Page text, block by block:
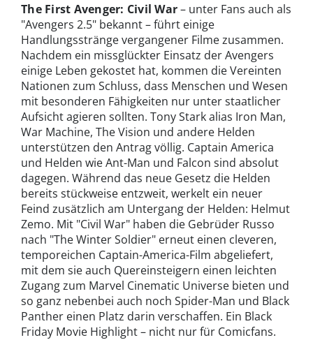
The First Avenger: Civil War– unter Fans auch als
"Avengers 2.5" bekannt – führt einige
Handlungsstränge vergangener Filme zusammen.
Nachdem ein missglückter Einsatz der Avengers
einige Leben gekostet hat, kommen die Vereinten
Nationen zum Schluss, dass Menschen und Wesen
mit besonderen Fähigkeiten nur unter staatlicher
Aufsicht agieren sollten. Tony Stark alias Iron Man,
War Machine, The Vision und andere Helden
unterstützen den Antrag völlig. Captain America
und Helden wie Ant-Man und Falcon sind absolut
dagegen. Während das neue Gesetz die Helden
bereits stückweise entzweit, werkelt ein neuer
Feind zusätzlich am Untergang der Helden: Helmut
Zemo. Mit "Civil War" haben die Gebrüder Russo
nach "The Winter Soldier" erneut einen cleveren,
temporeichen Captain-America-Film abgeliefert,
mit dem sie auch Quereinsteigern einen leichten
Zugang zum Marvel Cinematic Universe bieten und
so ganz nebenbei auch noch Spider-Man und Black
Panther einen Platz darin verschaffen. Ein Black
Friday Movie Highlight – nicht nur für Comicfans.